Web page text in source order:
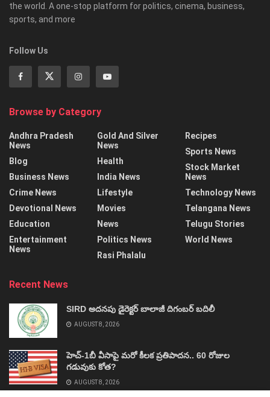
the world. A one-stop platform for politics, cinema, business,
sports, and more
Follow Us
Browse by Category
Andhra Pradesh
News
Blog
Business News
Crime News
Devotional News
Education
Entertainment
News
Gold And Silver
News
Health
India News
Lifestyle
Movies
News
Politics News
Rasi Phalalu
Recipes
Sports News
Stock Market
News
Technology News
Telangana News
Telugu Stories
World News
Recent News
SIRD అదనపు డైరెక్టర్‌ బాలాజీ దిగంబర్‌ బదిలీ
AUGUST 8, 2026
హెచ్‌-1బీ వీసాపై మరో కీలక ప్రతిపాదన.. 60 రోజుల
గడువుకు కోత?
AUGUST 8, 2026